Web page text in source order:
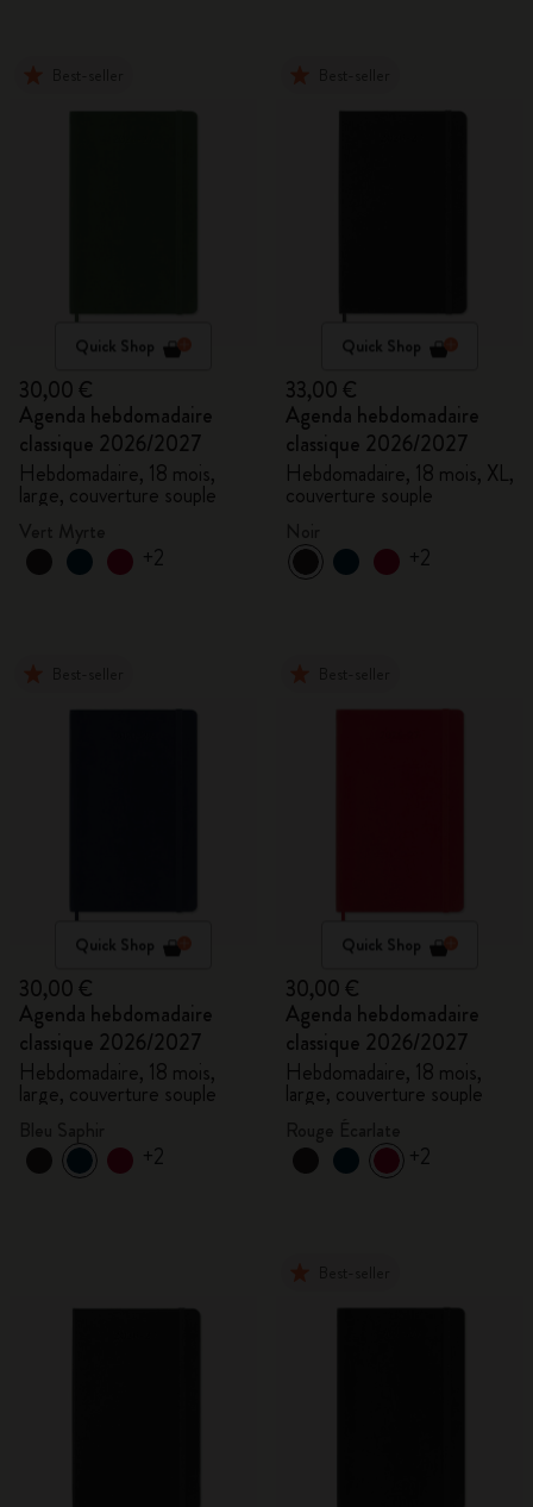
Quick Shop
30,00 €
Agenda hebdomadaire
classique 2026/2027
Hebdomadaire, 18 mois,
large, couverture souple
+2
Quick Shop
33,00 €
Agenda hebdomadaire
classique 2026/2027
Hebdomadaire, 18 mois, XL,
couverture souple
+2
Quick Shop
30,00 €
Agenda hebdomadaire
classique 2026/2027
Hebdomadaire, 18 mois,
large, couverture souple
+2
Quick Shop
30,00 €
Agenda hebdomadaire
classique 2026/2027
Hebdomadaire, 18 mois,
large, couverture souple
+2